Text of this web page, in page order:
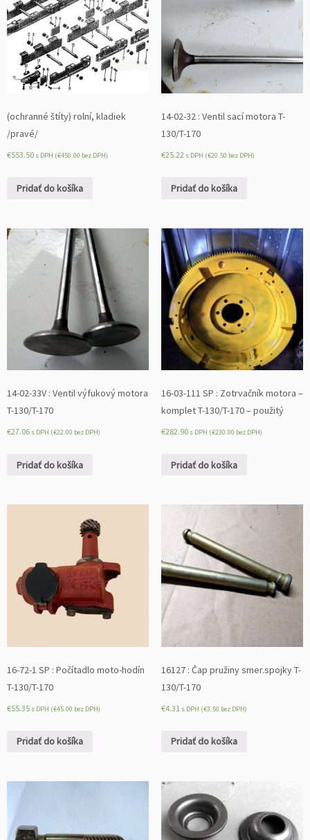
(ochranné štíty) rolní, kladiek
/pravé/
€553.50 s DPH (€450.00 bez DPH)
Pridať do košíka
14-02-32 : Ventil sací motora T-
130/T-170
€25.22 s DPH (€20.50 bez DPH)
Pridať do košíka
14-02-33V : Ventil výfukový motora
T-130/T-170
€27.06 s DPH (€22.00 bez DPH)
Pridať do košíka
16-03-111 SP : Zotrvačník motora –
komplet T-130/T-170 – použitý
€282.90 s DPH (€230.00 bez DPH)
Pridať do košíka
16-72-1 SP : Počítadlo moto-hodín
T-130/T-170
€55.35 s DPH (€45.00 bez DPH)
Pridať do košíka
16127 : Čap pružiny smer.spojky T-
130/T-170
€4.31 s DPH (€3.50 bez DPH)
Pridať do košíka